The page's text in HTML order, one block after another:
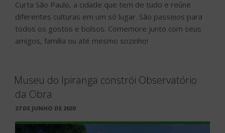
Curta São Paulo, a cidade que tem de tudo e reúne
diferentes culturas em um só lugar. São passeios para
todos os gostos e bolsos. Comemore junto com seus
amigos, família ou até mesmo sozinho!
Museu do Ipiranga constrói Observatório
da Obra
PUBLICADO
27 DE JUNHO DE 2020